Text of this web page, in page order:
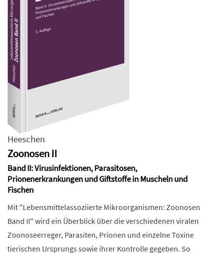
Heeschen
Zoonosen II
Band II: Virusinfektionen, Parasitosen,
Prionenerkrankungen und Giftstoffe in Muscheln und
Fischen
Mit "Lebensmittelassoziierte Mikroorganismen: Zoonosen
Band II" wird ein Überblick über die verschiedenen viralen
Zoonoseerreger, Parasiten, Prionen und einzelne Toxine
tierischen Ursprungs sowie ihrer Kontrolle gegeben. So